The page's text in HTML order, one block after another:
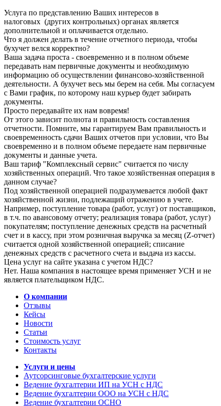
Услуга по представлению Ваших интересов в
налоговых (других контрольных) органах является
дополнительной и оплачивается отдельно.
Что я должен делать в течение отчетного периода, чтобы
бухучет велся корректно?
Ваша задача проста - своевременно и в полном объеме
передавать нам первичные документы и необходимую
информацию об осуществлении финансово-хозяйственной
деятельности. А бухучет весь мы берем на себя. Мы согласуем
с Вами график, по которому наш курьер будет забирать
документы.
Просто передавайте их нам вовремя!
От этого зависит полнота и правильность составления
отчетности. Помните, мы гарантируем Вам правильность и
своевременность сдачи Ваших отчетов при условии, что Вы
своевременно и в полном объеме передаете нам первичные
документы и данные учета.
Ваш тариф "Комплексный сервис" считается по числу
хозяйственных операций. Что такое хозяйственная операция в
данном случае?
Под хозяйственной операцией подразумевается любой факт
хозяйственной жизни, подлежащий отражению в учете.
Например, поступление товара (работ, услуг) от поставщиков,
в т.ч. по авансовому отчету; реализация товара (работ, услуг)
покупателям; поступление денежных средств на расчетный
счет и в кассу, при этом розничная выручка за месяц (Z-отчет)
считается одной хозяйственной операцией; списание
денежных средств с расчетного счета и выдача из кассы.
Цена услуг на сайте указана с учетом НДС?
Нет. Наша компания в настоящее время применяет УСН и не
является плательщиком НДС.
О компании
Отзывы
Кейсы
Новости
Статьи
Стоимость услуг
Контакты
Услуги и цены
Аутсорсинговые бухгалтерские услуги
Ведение бухгалтерии ИП на УСН с НДС
Ведение бухгалтерии ООО на УСН с НДС
Ведение бухгалтерии ОСНО